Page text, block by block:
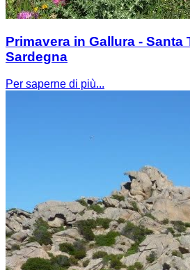
Primavera in Gallura - Santa
Sardegna
Per saperne di più...